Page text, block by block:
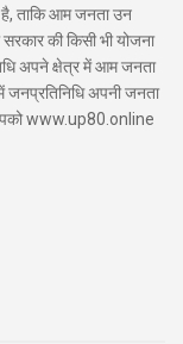
ताकि आम जनता उन
की किसी भी योजना
अपने क्षेत्र में आम जनता
अपनी जनता
www.up80.online